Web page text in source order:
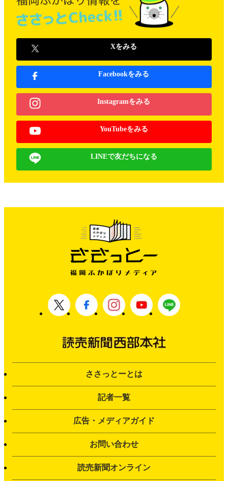
Xをみる
Facebookをみる
Instagramをみる
YouTubeをみる
LINEで友だちになる
ささっとーとは
記者一覧
広告・メディアガイド
お問い合わせ
読売新聞オンライン